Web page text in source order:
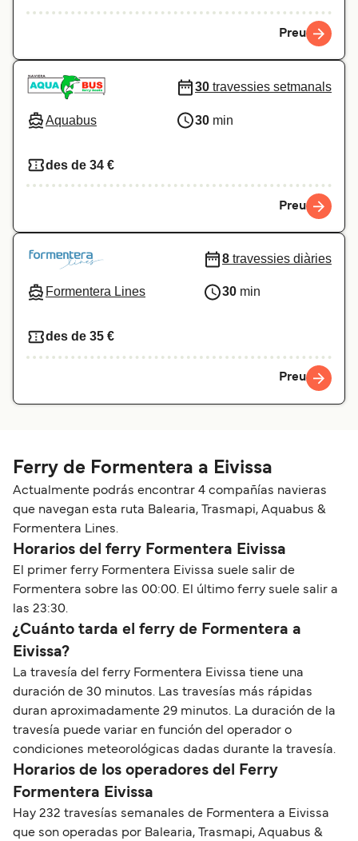
Preu
Aquabus
30 travessies setmanals
30 min
des de 34 €
Preu
Formentera Lines
8 travessies diàries
30 min
des de 35 €
Preu
Ferry de Formentera a Eivissa
Actualmente podrás encontrar 4 compañías navieras
que navegan esta ruta Balearia, Trasmapi, Aquabus &
Formentera Lines.
Horarios del ferry Formentera Eivissa
El primer ferry Formentera Eivissa suele salir de
Formentera sobre las 00:00. El último ferry suele salir a
las 23:30.
¿Cuánto tarda el ferry de Formentera a
Eivissa?
La travesía del ferry Formentera Eivissa tiene una
duración de 30 minutos. Las travesías más rápidas
duran aproximadamente 29 minutos. La duración de la
travesía puede variar en función del operador o
condiciones meteorológicas dadas durante la travesía.
Horarios de los operadores del Ferry
Formentera Eivissa
Hay 232 travesías semanales de Formentera a Eivissa
que son operadas por Balearia, Trasmapi, Aquabus &